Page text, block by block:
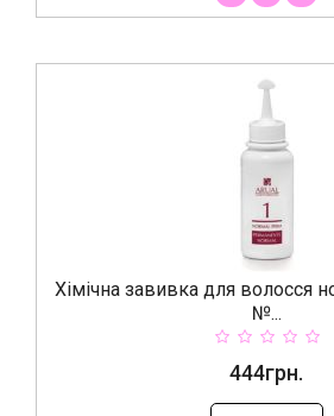
Хімічна завивка для волосся
№...
444грн.